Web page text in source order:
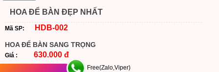
HOA ĐỂ BÀN ĐẸP NHẤT
Mã SP: HDB-002
HOA ĐỂ BÀN SANG TRỌNG
Giá : 630.000 đ
Free(Zalo,Viper)